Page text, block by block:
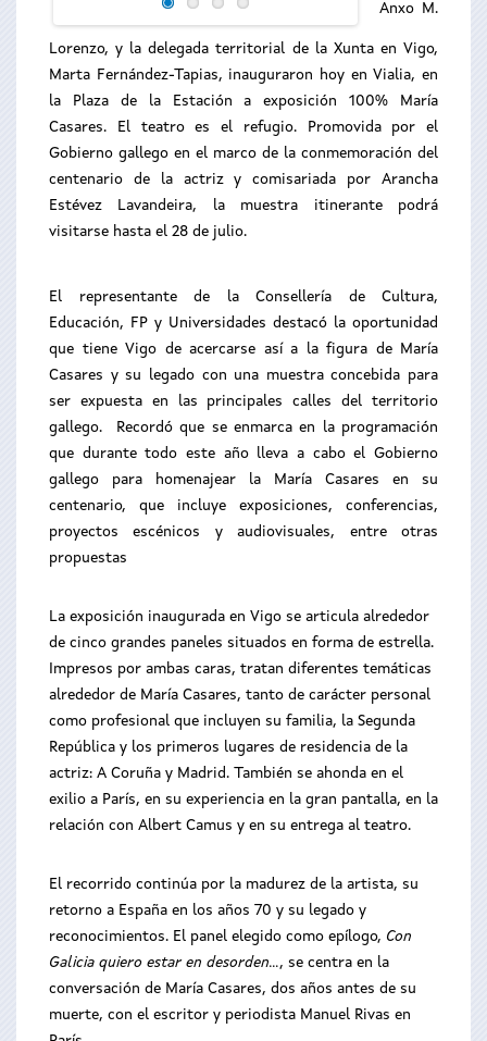
Anxo M.
Lorenzo, y la delegada territorial de la Xunta en Vigo,
Marta Fernández-Tapias, inauguraron hoy en Vialia, en
la Plaza de la Estación a exposición 100% María
Casares. El teatro es el refugio. Promovida por el
Gobierno gallego en el marco de la conmemoración del
centenario de la actriz y comisariada por Arancha
Estévez Lavandeira, la muestra itinerante podrá
visitarse hasta el 28 de julio.
El representante de la Consellería de Cultura,
Educación, FP y Universidades destacó la oportunidad
que tiene Vigo de acercarse así a la figura de María
Casares y su legado con una muestra concebida para
ser expuesta en las principales calles del territorio
gallego. Recordó que se enmarca en la programación
que durante todo este año lleva a cabo el Gobierno
gallego para homenajear la María Casares en su
centenario, que incluye exposiciones, conferencias,
proyectos escénicos y audiovisuales, entre otras
propuestas
La exposición inaugurada en Vigo se articula alrededor
de cinco grandes paneles situados en forma de estrella.
Impresos por ambas caras, tratan diferentes temáticas
alrededor de María Casares, tanto de carácter personal
como profesional que incluyen su familia, la Segunda
República y los primeros lugares de residencia de la
actriz: A Coruña y Madrid. También se ahonda en el
exilio a París, en su experiencia en la gran pantalla, en la
relación con Albert Camus y en su entrega al teatro.
El recorrido continúa por la madurez de la artista, su
retorno a España en los años 70 y su legado y
reconocimientos. El panel elegido como epílogo, Con
Galicia quiero estar en desorden…, se centra en la
conversación de María Casares, dos años antes de su
muerte, con el escritor y periodista Manuel Rivas en